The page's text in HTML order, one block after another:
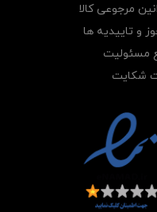
مرجوعی کالا
و تاییدیه ها
مسئولیت
شکایت